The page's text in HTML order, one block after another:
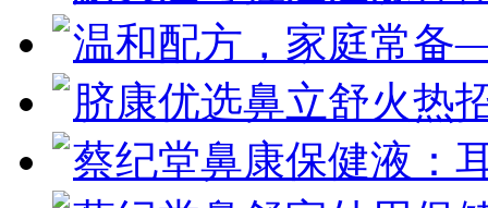
温和配方，家庭常
脐康优选鼻立舒火热
蔡纪堂鼻康保健液：